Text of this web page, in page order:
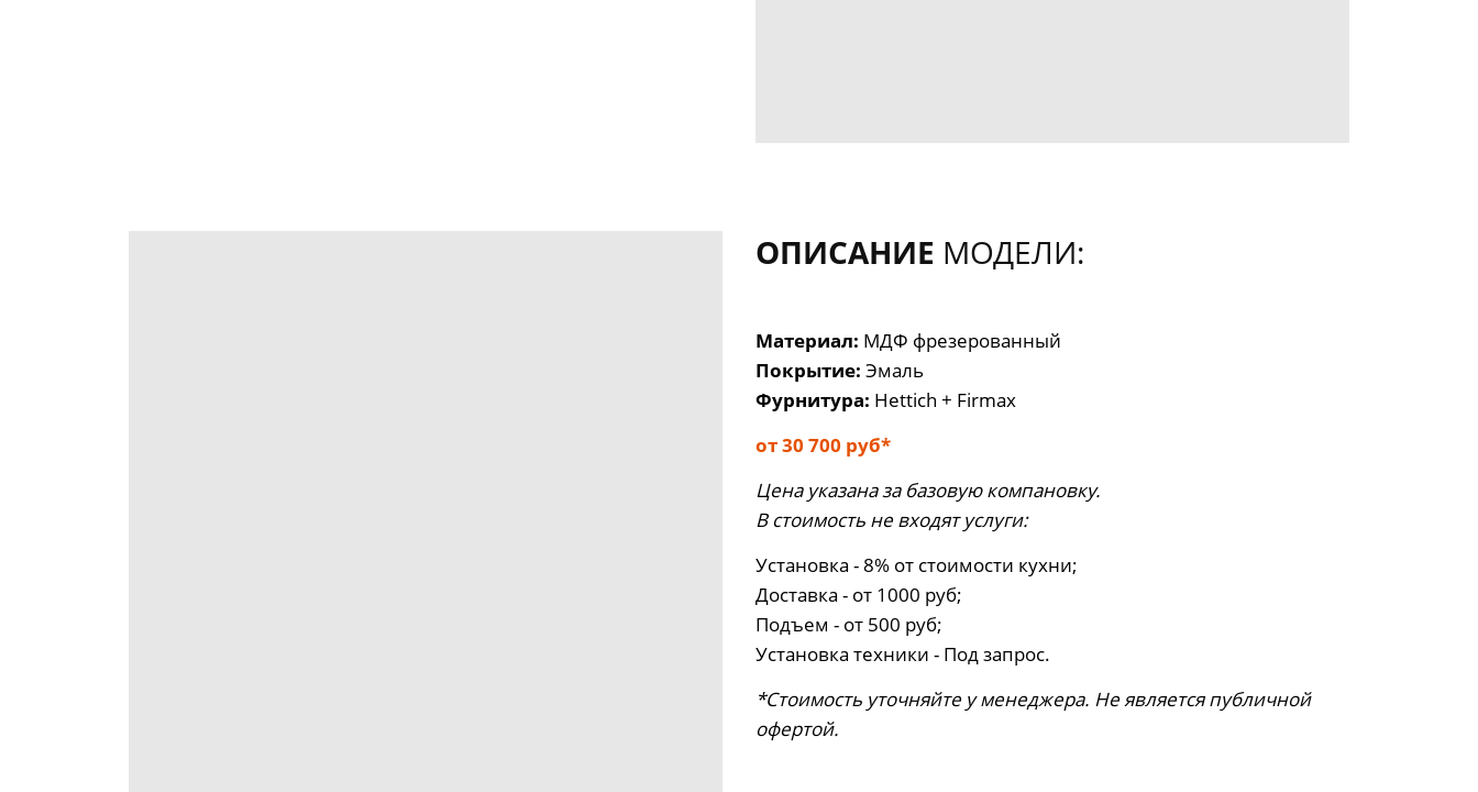
ОПИСАНИЕ МОДЕЛИ:
Материал: МДФ фрезерованный
Покрытие: Эмаль
Фурнитура: Hettich + Firmax
от 30 700 руб*
Цена указана за базовую компановку.
В стоимость не входят услуги:
Установка - 8% от стоимости кухни;
Доставка - от 1000 руб;
Подъем - от 500 руб;
Установка техники - Под запрос.
*Стоимость уточняйте у менеджера. Не является публичной
офертой.